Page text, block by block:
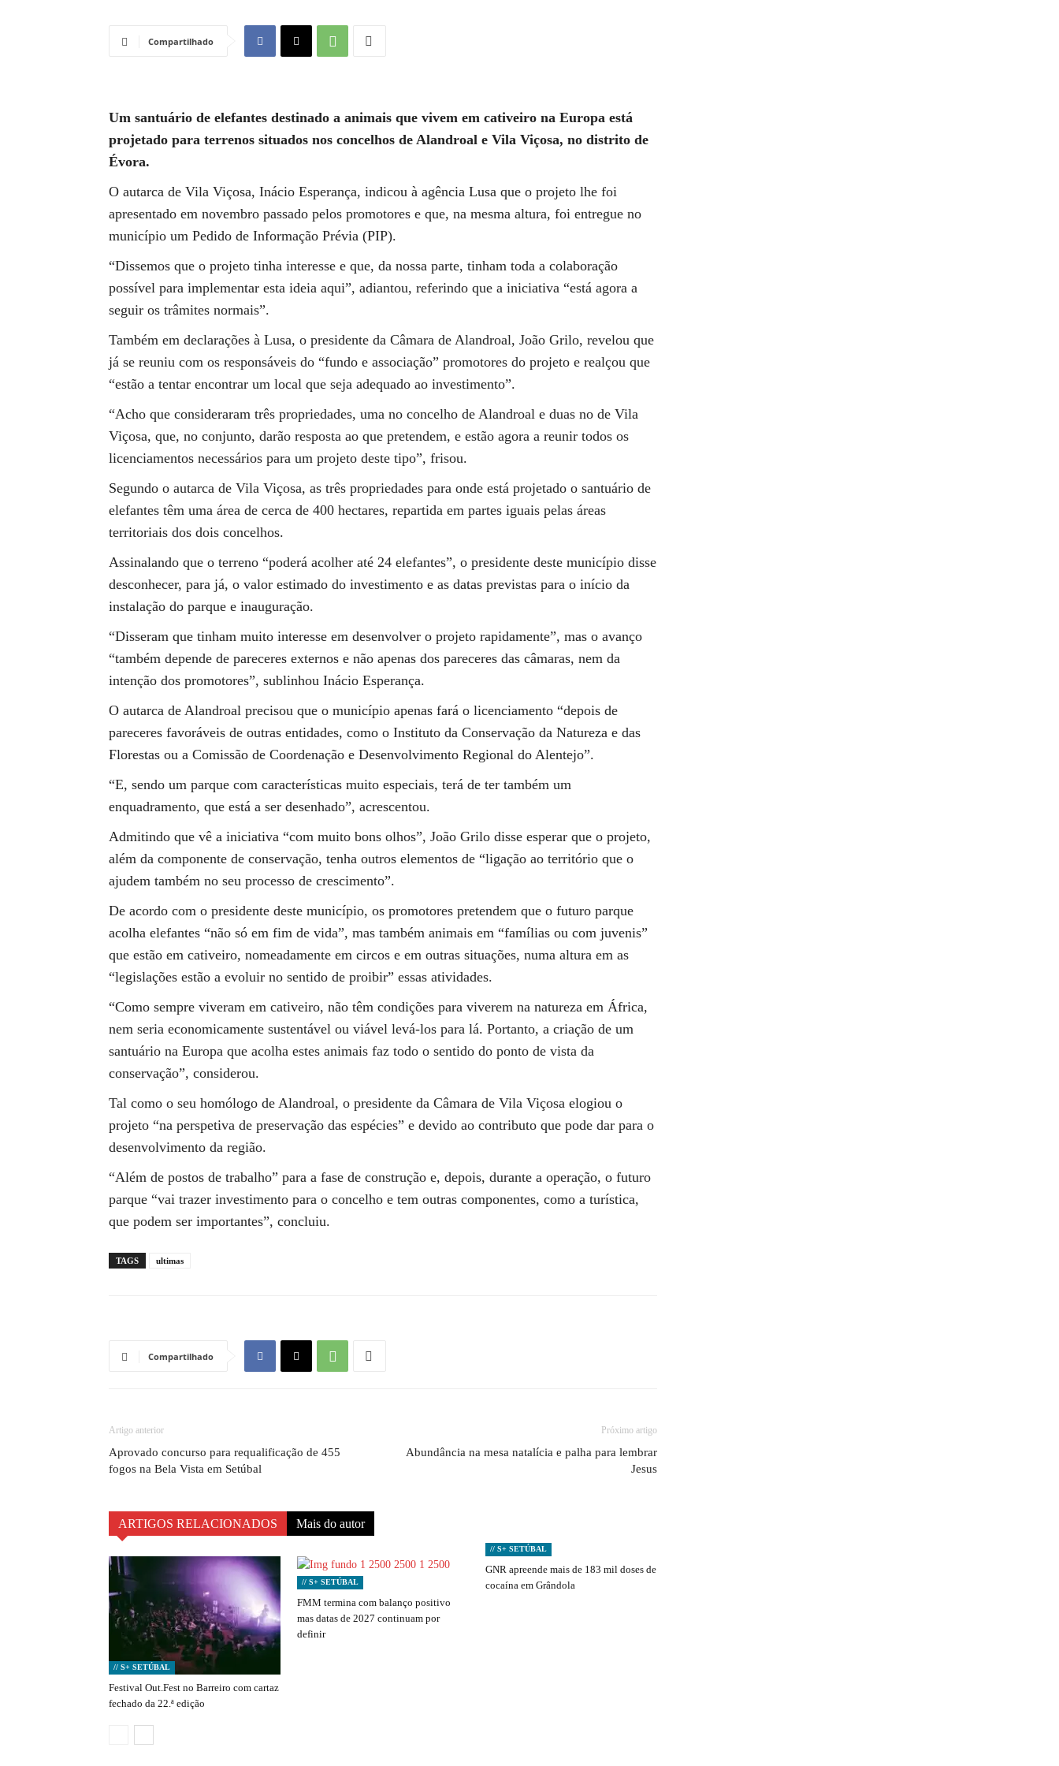
Compartilhado
Um santuário de elefantes destinado a animais que vivem em cativeiro na Europa está
projetado para terrenos situados nos concelhos de Alandroal e Vila Viçosa, no distrito de
Évora.
O autarca de Vila Viçosa, Inácio Esperança, indicou à agência Lusa que o projeto lhe foi
apresentado em novembro passado pelos promotores e que, na mesma altura, foi entregue no
município um Pedido de Informação Prévia (PIP).
“Dissemos que o projeto tinha interesse e que, da nossa parte, tinham toda a colaboração
possível para implementar esta ideia aqui”, adiantou, referindo que a iniciativa “está agora a
seguir os trâmites normais”.
Também em declarações à Lusa, o presidente da Câmara de Alandroal, João Grilo, revelou que
já se reuniu com os responsáveis do “fundo e associação” promotores do projeto e realçou que
“estão a tentar encontrar um local que seja adequado ao investimento”.
“Acho que consideraram três propriedades, uma no concelho de Alandroal e duas no de Vila
Viçosa, que, no conjunto, darão resposta ao que pretendem, e estão agora a reunir todos os
licenciamentos necessários para um projeto deste tipo”, frisou.
Segundo o autarca de Vila Viçosa, as três propriedades para onde está projetado o santuário de
elefantes têm uma área de cerca de 400 hectares, repartida em partes iguais pelas áreas
territoriais dos dois concelhos.
Assinalando que o terreno “poderá acolher até 24 elefantes”, o presidente deste município disse
desconhecer, para já, o valor estimado do investimento e as datas previstas para o início da
instalação do parque e inauguração.
“Disseram que tinham muito interesse em desenvolver o projeto rapidamente”, mas o avanço
“também depende de pareceres externos e não apenas dos pareceres das câmaras, nem da
intenção dos promotores”, sublinhou Inácio Esperança.
O autarca de Alandroal precisou que o município apenas fará o licenciamento “depois de
pareceres favoráveis de outras entidades, como o Instituto da Conservação da Natureza e das
Florestas ou a Comissão de Coordenação e Desenvolvimento Regional do Alentejo”.
“E, sendo um parque com características muito especiais, terá de ter também um
enquadramento, que está a ser desenhado”, acrescentou.
Admitindo que vê a iniciativa “com muito bons olhos”, João Grilo disse esperar que o projeto,
além da componente de conservação, tenha outros elementos de “ligação ao território que o
ajudem também no seu processo de crescimento”.
De acordo com o presidente deste município, os promotores pretendem que o futuro parque
acolha elefantes “não só em fim de vida”, mas também animais em “famílias ou com juvenis”
que estão em cativeiro, nomeadamente em circos e em outras situações, numa altura em as
“legislações estão a evoluir no sentido de proibir” essas atividades.
“Como sempre viveram em cativeiro, não têm condições para viverem na natureza em África,
nem seria economicamente sustentável ou viável levá-los para lá. Portanto, a criação de um
santuário na Europa que acolha estes animais faz todo o sentido do ponto de vista da
conservação”, considerou.
Tal como o seu homólogo de Alandroal, o presidente da Câmara de Vila Viçosa elogiou o
projeto “na perspetiva de preservação das espécies” e devido ao contributo que pode dar para o
desenvolvimento da região.
“Além de postos de trabalho” para a fase de construção e, depois, durante a operação, o futuro
parque “vai trazer investimento para o concelho e tem outras componentes, como a turística,
que podem ser importantes”, concluiu.
TAGS ultimas
Compartilhado
Artigo anterior
Aprovado concurso para requalificação de 455
fogos na Bela Vista em Setúbal
Próximo artigo
Abundância na mesa natalícia e palha para lembrar
Jesus
ARTIGOS RELACIONADOS Mais do autor
// S+ SETÚBAL
Festival Out.Fest no Barreiro com cartaz
fechado da 22.ª edição
// S+ SETÚBAL
FMM termina com balanço positivo
mas datas de 2027 continuam por
definir
// S+ SETÚBAL
GNR apreende mais de 183 mil doses de
cocaína em Grândola